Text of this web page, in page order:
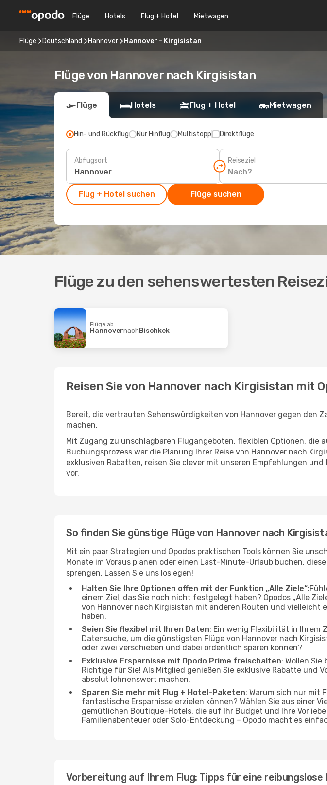
Flüge Hotels Flug + Hotel Mietwagen
Flüge Deutschland Hannover Hannover - Kirgisistan
Flüge von Hannover nach Kirgisistan
Flüge Hotels Flug + Hotel Mietwagen
Hin- und Rückflug Nur Hinflug Multistopp Direktflüge
Abflugsort Reiseziel
Flug + Hotel suchen Flüge suchen
Flüge zu den sehenswertesten
Flüge ab
Hannovernach Bischkek
Reisen Sie von Hannover nach Kirgisistan mit
Bereit, die vertrauten Sehenswürdigkeiten von Hannover gegen den
machen.
Mit Zugang zu unschlagbaren Flugangeboten, flexiblen Optionen,
Buchungsprozess war die Planung Ihrer Reise von Hannover nach
exklusiven Rabatten, reisen Sie clever mit unseren Empfehlungen
vor.
So finden Sie günstige Flüge von Hannover nach
Mit ein paar Strategien und Opodos praktischen Tools können Sie
Monate im Voraus planen oder einen Last-Minute-Urlaub buchen,
sprengen. Lassen Sie uns loslegen!
Halten Sie Ihre Optionen offen mit der Funktion „Alle Ziele“
einem Ziel, das Sie noch nicht festgelegt haben? Opodos „Alle
von Hannover nach Kirgisistan mit anderen Routen und vielleicht
haben.
Seien Sie flexibel mit Ihren Daten: Ein wenig Flexibilität in Ihrem
Datensuche, um die günstigsten Flüge von Hannover nach
oder zwei verschieben und dabei ordentlich sparen können?
Exklusive Ersparnisse mit Opodo Prime freischalten: Wollen
Richtige für Sie! Als Mitglied genießen Sie exklusive Rabatte und
absolut lohnenswert machen.
Sparen Sie mehr mit Flug + Hotel-Paketen: Warum sich nur mit
fantastische Ersparnisse erzielen können? Wählen Sie aus einer
gemütlichen Boutique-Hotels, die auf Ihr Budget und Ihre
Familienabenteuer oder Solo-Entdeckung – Opodo macht es
Vorbereitung auf Ihrem Flug: Tipps für eine reibungslose